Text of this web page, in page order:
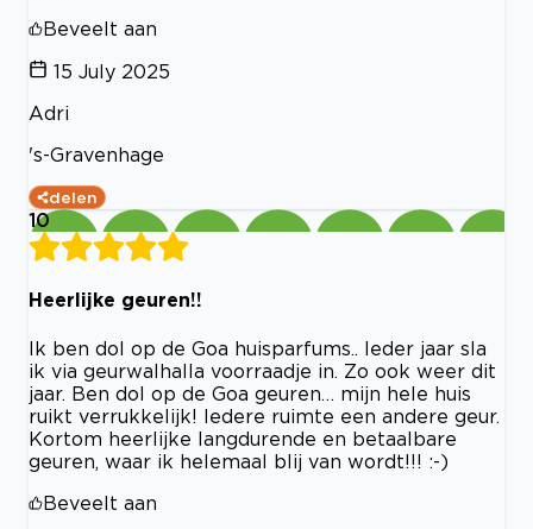
Beveelt aan
15 July 2025
Adri
's-Gravenhage
delen
10
Heerlijke geuren!!
Ik ben dol op de Goa huisparfums.. Ieder jaar sla
ik via geurwalhalla voorraadje in. Zo ook weer dit
jaar. Ben dol op de Goa geuren… mijn hele huis
ruikt verrukkelijk! Iedere ruimte een andere geur.
Kortom heerlijke langdurende en betaalbare
geuren, waar ik helemaal blij van wordt!!! :-)
Beveelt aan